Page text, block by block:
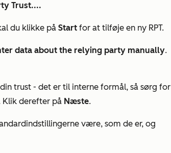
Trust....
du klikke på Start for at tilføje en ny RPT.
data about the relying party manually.
trust - det er til interne formål, så sørg for
Klik derefter på Næste.
være, som de er, og